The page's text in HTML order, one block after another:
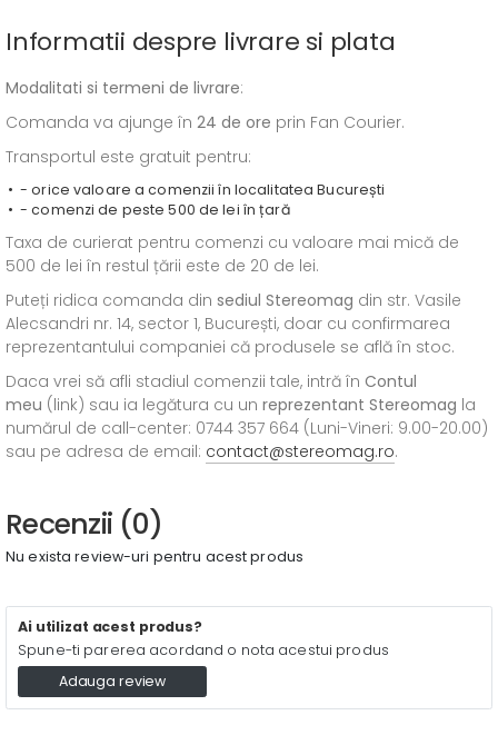
Informatii despre livrare si plata
Modalitati si termeni de livrare:
Comanda va ajunge în 24 de ore prin Fan Courier.
Transportul este gratuit pentru:
- orice valoare a comenzii în localitatea București
- comenzi de peste 500 de lei în țară
Taxa de curierat pentru comenzi cu valoare mai mică de
500 de lei în restul țării este de 20 de lei.
Puteți ridica comanda din sediul Stereomag din str. Vasile
Alecsandri nr. 14, sector 1, București, doar cu confirmarea
reprezentantului companiei că produsele se află în stoc.
Daca vrei să afli stadiul comenzii tale, intră în Contul
meu (link) sau ia legătura cu un reprezentant Stereomag la
numărul de call-center: 0744 357 664 (Luni-Vineri: 9.00-20.00)
sau pe adresa de email: contact@stereomag.ro.
Recenzii (0)
Nu exista review-uri pentru acest produs
Ai utilizat acest produs?
Spune-ti parerea acordand o nota acestui produs
Adauga review